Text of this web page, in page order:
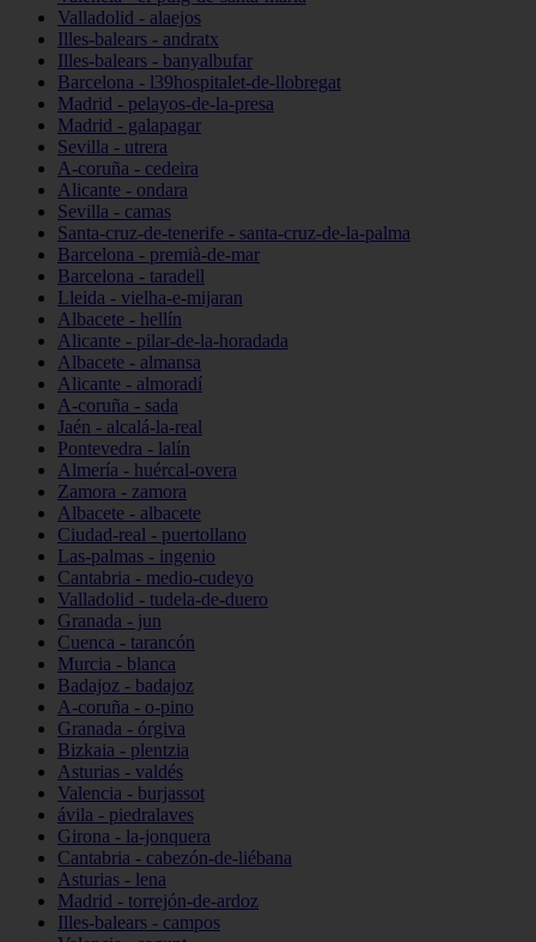
Valladolid - alaejos
Illes-balears - andratx
Illes-balears - banyalbufar
Barcelona - l39hospitalet-de-llobregat
Madrid - pelayos-de-la-presa
Madrid - galapagar
Sevilla - utrera
A-coruña - cedeira
Alicante - ondara
Sevilla - camas
Santa-cruz-de-tenerife - santa-cruz-de-la-palma
Barcelona - premià-de-mar
Barcelona - taradell
Lleida - vielha-e-mijaran
Albacete - hellín
Alicante - pilar-de-la-horadada
Albacete - almansa
Alicante - almoradí
A-coruña - sada
Jaén - alcalá-la-real
Pontevedra - lalín
Almería - huércal-overa
Zamora - zamora
Albacete - albacete
Ciudad-real - puertollano
Las-palmas - ingenio
Cantabria - medio-cudeyo
Valladolid - tudela-de-duero
Granada - jun
Cuenca - tarancón
Murcia - blanca
Badajoz - badajoz
A-coruña - o-pino
Granada - órgiva
Bizkaia - plentzia
Asturias - valdés
Valencia - burjassot
ávila - piedralaves
Girona - la-jonquera
Cantabria - cabezón-de-liébana
Asturias - lena
Madrid - torrejón-de-ardoz
Illes-balears - campos